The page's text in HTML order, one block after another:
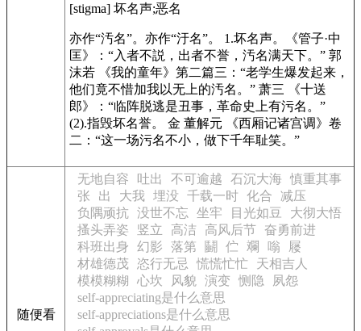
[stigma] 坏名声;恶名
亦作“汚名”。亦作“汙名”。 1.坏名声。
《管子·中
匡》
：“入者不説，出者不誉，汚名满天下。” 郭
沫若
《我的童年》 第二篇三：“老学生爆发起来，
他们竟不惜加我以无上的汚名。” 萧三
《十送
郎》
：“临阵脱逃是丑事，革命史上有污名。”
(2).指毁坏名誉。 金 董解元
《西厢记诸宫调》 卷
二：“这一场污名不小，做下千年耻笑。”
随便看
无地自容 吐出 不可逾越 石沉大海
慎重其事
张
出 大我 埋没 千载一时 化合
减压
负隅顽抗
没世不忘 坐牢 目光如豆
大彻大悟
搔头弄姿
竖立 高洁 高风后节 奋勇前进
科班出身
幻影 落第 鬭 伫 斕 嗡
屦
材雄德茂
恣行无忌 慌慌忙忙
天相吉人
模模糊糊
心坎 风貌 演变 恻隐
夙怨
self-appreciating是什么意思
self-appreciations是什么意思